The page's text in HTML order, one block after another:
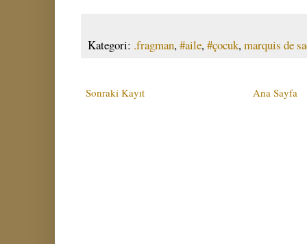
Kategori: .fragman,#aile,#çocuk,marquis de
Sonraki Kayıt Ana Sayfa